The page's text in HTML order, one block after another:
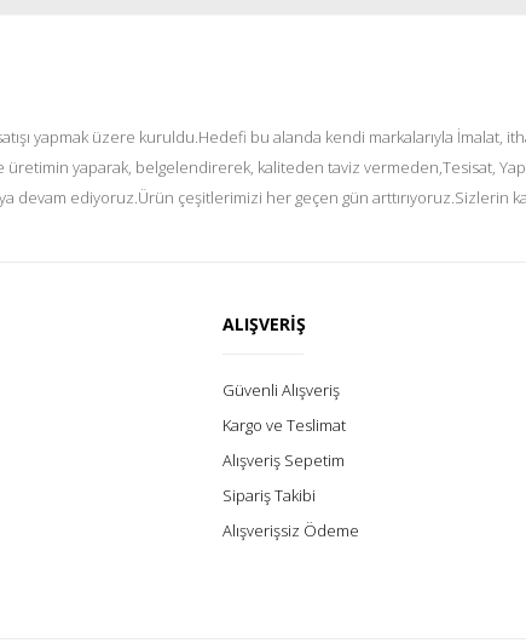
yapmak üzere kuruldu.Hedefi bu alanda kendi markalarıyla İmalat,
üretimin yaparak, belgelendirerek, kaliteden taviz vermeden,Tesisat,
ediyoruz.Ürün çeşitlerimizi her geçen gün arttırıyoruz.Sizlerin
ALIŞVERİŞ
Güvenli Alışveriş
Kargo ve Teslimat
Alışveriş Sepetim
Sipariş Takibi
Alışverişsiz Ödeme